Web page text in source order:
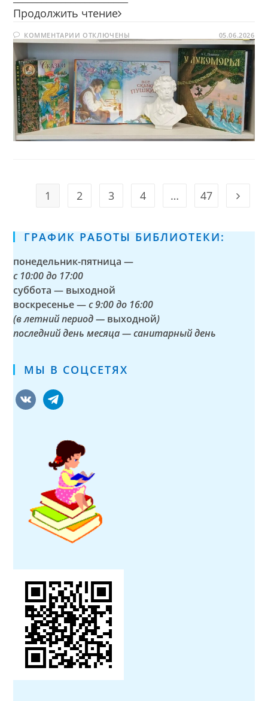
Продолжить чтение Тайны
Пушкина
КОММЕНТАРИИ К
ЗАПИСИ
ТАЙНЫ
СКАЗОК
ПУШКИНА
ОТКЛЮЧЕНЫ 05.06.2026
1 2 3 4 … 47 Go to
ГРАФИК РАБОТЫ БИБЛИОТЕКИ:
понедельник-пятница —
с 10:00 до 17:00
суббота — выходной
воскресенье —с 9:00 до 16:00
(в летний период — выходной)
последний день месяца — санитарный день
МЫ В СОЦСЕТЯХ
vkontaktetelegram